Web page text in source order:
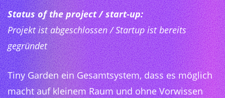
Status of the project / start-up:
Projekt ist abgeschlossen / Startup ist bereits
gegründet
Tiny Garden ein Gesamtsystem, dass es möglich
macht auf kleinem Raum und ohne Vorwissen